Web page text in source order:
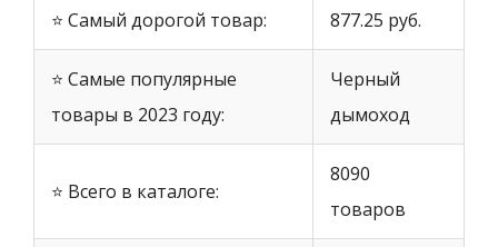
⭐ Самый дорогой товар: 877.25 руб.
⭐ Самые популярные
товары в 2023 году:
Черный
дымоход
⭐ Всего в каталоге:
8090
товаров